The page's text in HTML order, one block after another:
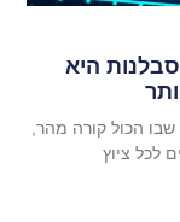
היא
שבו הכול קורה מהר,
לכל ציוץ